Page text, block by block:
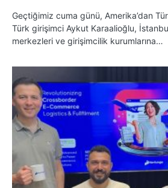
Geçtiğimiz cuma günü, Amerika’dan
Türk girişimci Aykut Karaalioğlu,
merkezleri ve girişimcilik kurumlarına…